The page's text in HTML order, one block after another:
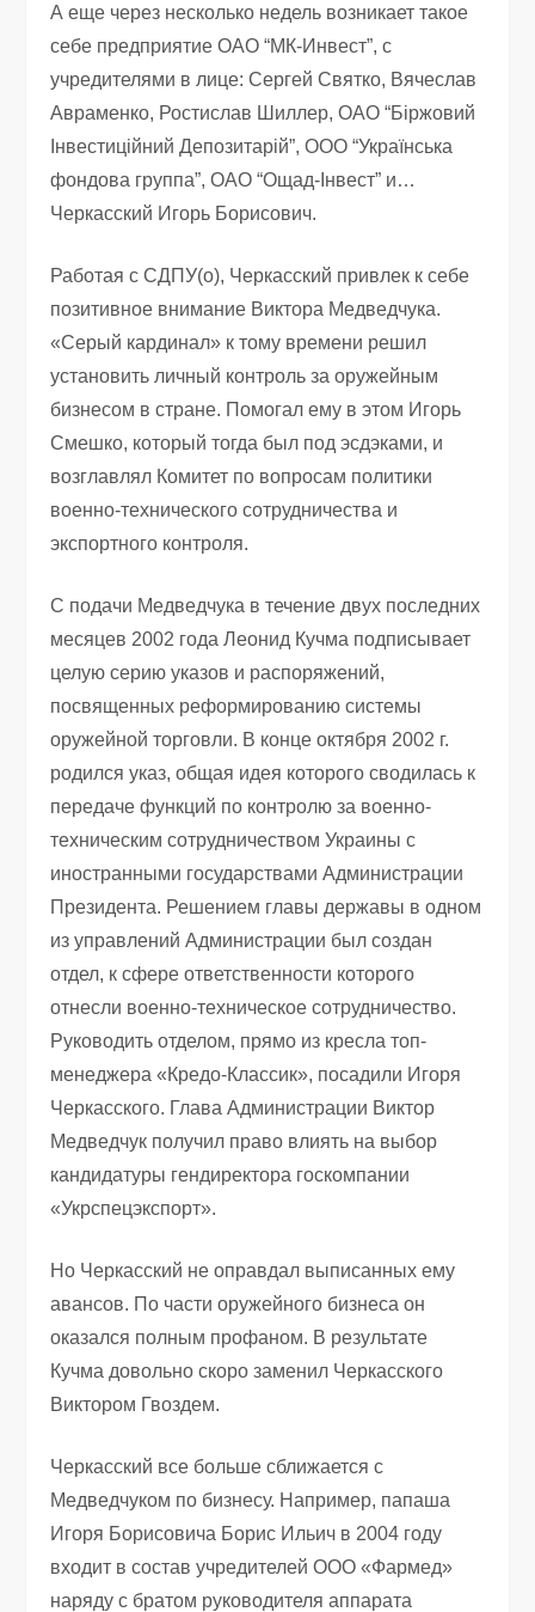
А еще через несколько недель возникает такое
себе предприятие ОАО “МК-Инвест”, с
учредителями в лице: Сергей Святко, Вячеслав
Авраменко, Ростислав Шиллер, ОАО “Біржовий
Інвестиційний Депозитарій”, ООО “Українська
фондова группа”, ОАО “Ощад-Інвест” и…
Черкасский Игорь Борисович.
Работая с СДПУ(о), Черкасский привлек к себе
позитивное внимание Виктора Медведчука.
«Серый кардинал» к тому времени решил
установить личный контроль за оружейным
бизнесом в стране. Помогал ему в этом Игорь
Смешко, который тогда был под эсдэками, и
возглавлял Комитет по вопросам политики
военно-технического сотрудничества и
экспортного контроля.
С подачи Медведчука в течение двух последних
месяцев 2002 года Леонид Кучма подписывает
целую серию указов и распоряжений,
посвященных реформированию системы
оружейной торговли. В конце октября 2002 г.
родился указ, общая идея которого сводилась к
передаче функций по контролю за военно-
техническим сотрудничеством Украины с
иностранными государствами Администрации
Президента. Решением главы державы в одном
из управлений Администрации был создан
отдел, к сфере ответственности которого
отнесли военно-техническое сотрудничество.
Руководить отделом, прямо из кресла топ-
менеджера «Кредо-Классик», посадили Игоря
Черкасского. Глава Администрации Виктор
Медведчук получил право влиять на выбор
кандидатуры гендиректора госкомпании
«Укрспецэкспорт».
Но Черкасский не оправдал выписанных ему
авансов. По части оружейного бизнеса он
оказался полным профаном. В результате
Кучма довольно скоро заменил Черкасского
Виктором Гвоздем.
Черкасский все больше сближается с
Медведчуком по бизнесу. Например, папаша
Игоря Борисовича Борис Ильич в 2004 году
входит в состав учредителей ООО «Фармед»
наряду с братом руководителя аппарата